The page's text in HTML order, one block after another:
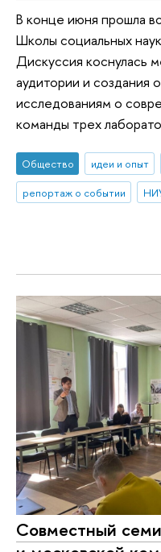
В конце июня прошла
Школы социальных
Дискуссия коснулась
аудитории и создания
исследованиям о
команды трех
Общество идеи и опыт
репортаж о событии
Совместный